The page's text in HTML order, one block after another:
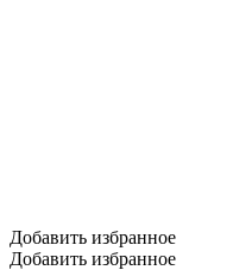
Добавить избранное
Добавить избранное